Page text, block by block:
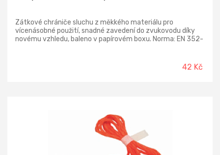
Zátkové chrániče sluchu z měkkého materiálu pro
vícenásobné použití, snadné zavedení do zvukovodu díky
novému vzhledu, baleno v papírovém boxu. Norma: EN 352-
42 Kč